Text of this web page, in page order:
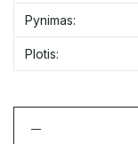
Pynimas:
Plotis: